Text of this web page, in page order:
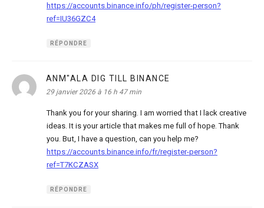
https://accounts.binance.info/ph/register-person?
ref=IU36GZC4
RÉPONDRE
ANM"ALA DIG TILL BINANCE
29 janvier 2026 à 16 h 47 min
Thank you for your sharing. I am worried that I lack creative
ideas. It is your article that makes me full of hope. Thank
you. But, I have a question, can you help me?
https://accounts.binance.info/fr/register-person?
ref=T7KCZASX
RÉPONDRE